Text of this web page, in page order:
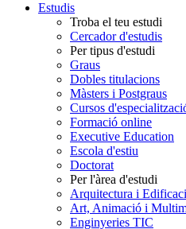
Estudis
Troba el teu estudi
Cercador d'estudis
Per tipus d'estudi
Graus
Dobles titulacions
Màsters i Postgraus
Cursos
Formació online
Executive Education
Escola d'estiu
Doctorat
Per l'àrea d'estudi
Arquitectura i
Art, Animació i
Enginyeries TIC